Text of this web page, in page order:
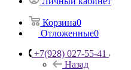
Корзина0
Отложенные0
+7(928) 027-55-41
Назад